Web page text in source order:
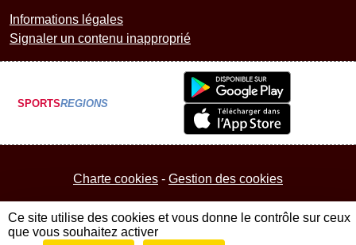
Informations légales
Signaler un contenu inapproprié
SPORTSREGIONS
Charte cookies Gestion des cookies
Ce site utilise des cookies et vous donne le contrôle sur ceux
que vous souhaitez activer